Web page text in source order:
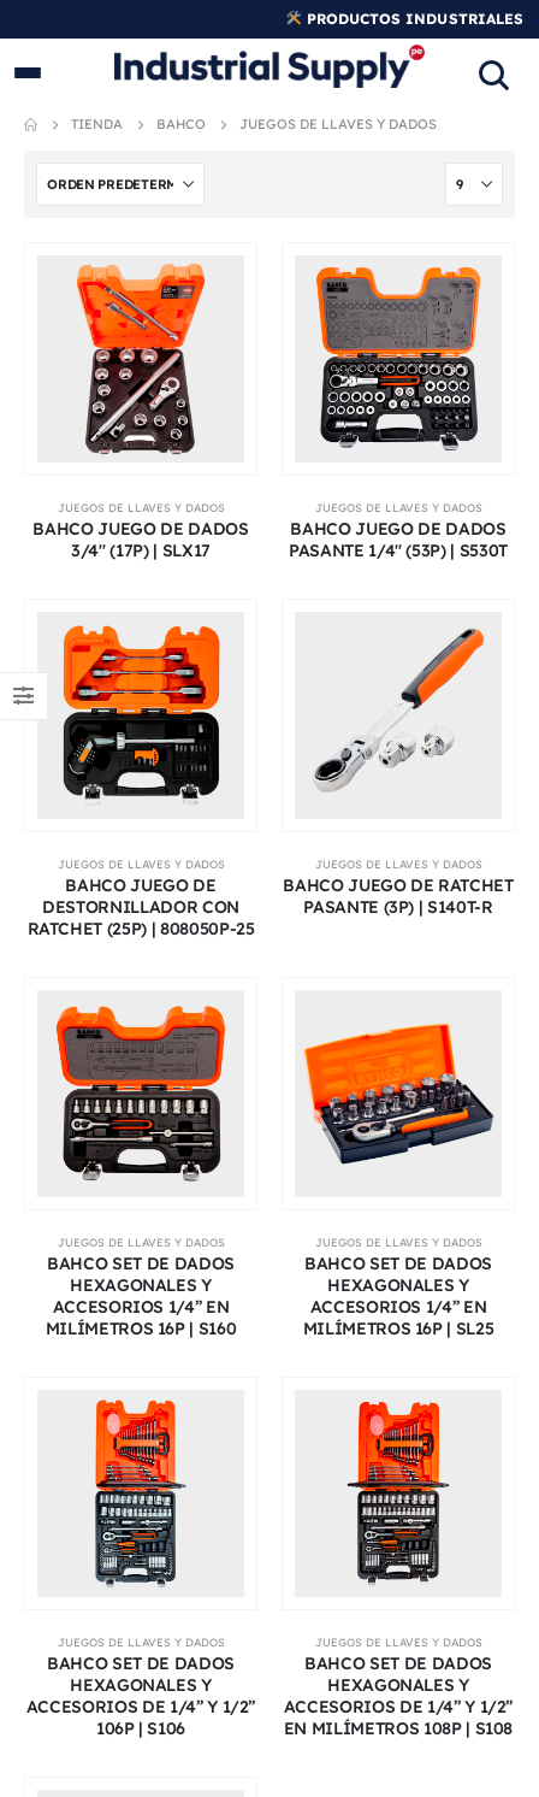
PRODUCTOS INDUSTRIALES
ORIGINALES
TIENDA BAHCO JUEGOS DE LLAVES Y DADOS
JUEGOS DE LLAVES Y DADOS
BAHCO JUEGO DE DADOS
3/4″ (17P) | SLX17
JUEGOS DE LLAVES Y DADOS
BAHCO JUEGO DE DADOS
PASANTE 1/4″ (53P) | S530T
JUEGOS DE LLAVES Y DADOS
BAHCO JUEGO DE
DESTORNILLADOR CON
RATCHET (25P) | 808050P-25
JUEGOS DE LLAVES Y DADOS
BAHCO JUEGO DE RATCHET
PASANTE (3P) | S140T-R
JUEGOS DE LLAVES Y DADOS
BAHCO SET DE DADOS
HEXAGONALES Y
ACCESORIOS 1/4” EN
MILÍMETROS 16P | S160
JUEGOS DE LLAVES Y DADOS
BAHCO SET DE DADOS
HEXAGONALES Y
ACCESORIOS 1/4” EN
MILÍMETROS 16P | SL25
JUEGOS DE LLAVES Y DADOS
BAHCO SET DE DADOS
HEXAGONALES Y
ACCESORIOS DE 1/4” Y 1/2”
106P | S106
JUEGOS DE LLAVES Y DADOS
BAHCO SET DE DADOS
HEXAGONALES Y
ACCESORIOS DE 1/4” Y 1/2”
EN MILÍMETROS 108P | S108